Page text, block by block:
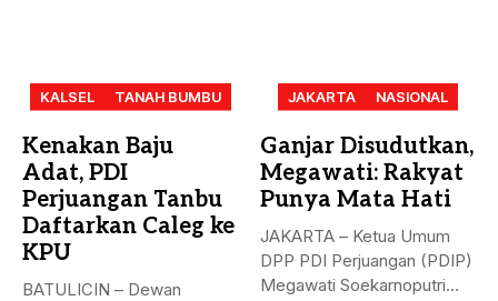
KALSEL TANAH BUMBU
Kenakan Baju
Adat, PDI
Perjuangan Tanbu
Daftarkan Caleg ke
KPU
BATULICIN – Dewan
JAKARTA NASIONAL
Ganjar Disudutkan,
Megawati: Rakyat
Punya Mata Hati
JAKARTA – Ketua Umum
DPP PDI Perjuangan (PDIP)
Megawati Soekarnoputri